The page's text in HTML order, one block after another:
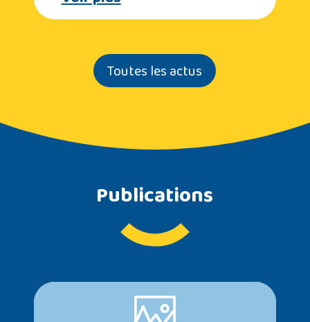
Toutes les actus
Publications